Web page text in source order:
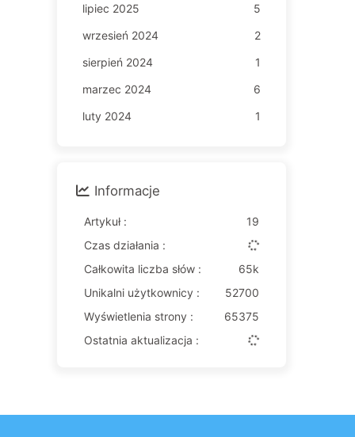
lipiec 2025
5
wrzesień 2024
2
sierpień 2024
1
marzec 2024
6
luty 2024
1
Informacje
Artykuł :
19
Czas działania :
Całkowita liczba słów :
65k
Unikalni użytkownicy :
52700
Wyświetlenia strony :
65375
Ostatnia aktualizacja :